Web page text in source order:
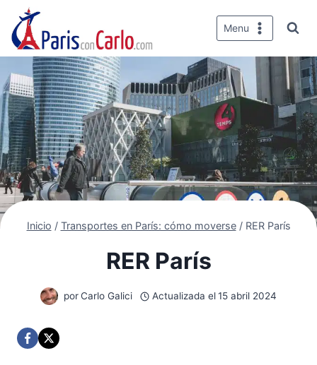
Saltar
contenido
Menu
Inicio / Transportes en París: cómo moverse / RER París
RER París
por Carlo Galici Actualizada el 15 abril 2024